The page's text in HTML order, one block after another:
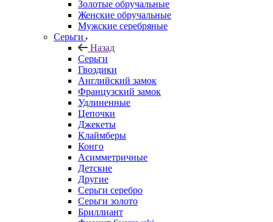
Золотые обручальные
Женские обручальные
Мужские серебряные
Серьги
Назад
Серьги
Гвоздики
Английский замок
Французский замок
Удлиненные
Цепочки
Джекеты
Клаймберы
Конго
Асимметричные
Детские
Другие
Серьги серебро
Серьги золото
Бриллиант